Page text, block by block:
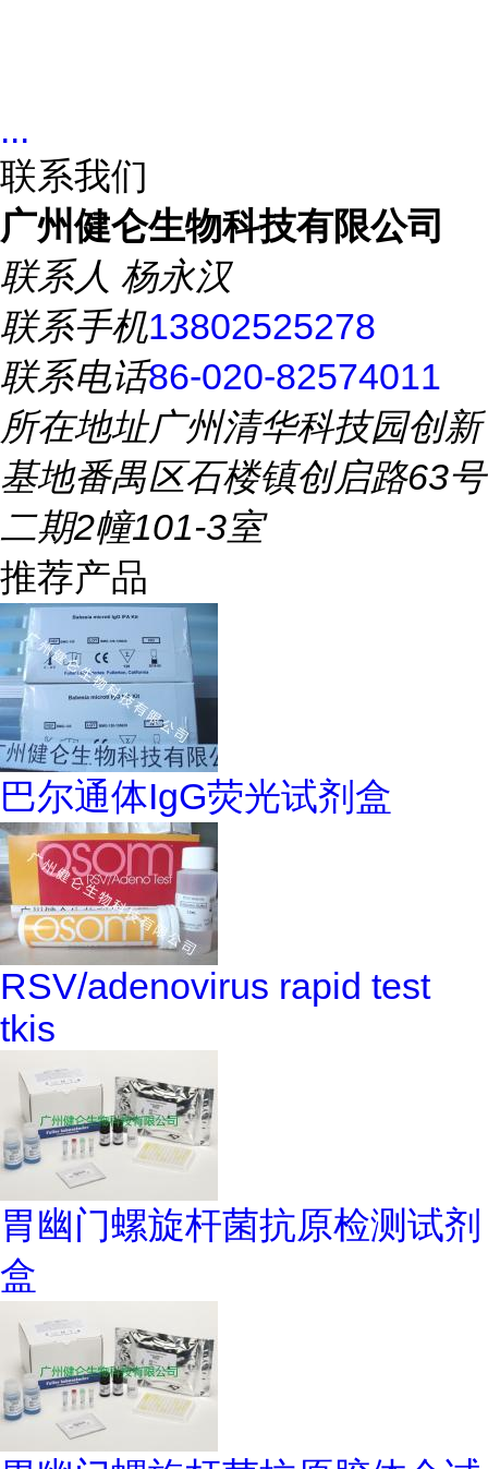
...
联系我们
广州健仑生物科技有限公司
联系人 杨永汉
联系手机13802525278
联系电话86-020-82574011
所在地址广州清华科技园创新
基地番禺区石楼镇创启路63号
二期2幢101-3室
推荐产品
巴尔通体IgG荧光试剂盒
RSV/adenovirus rapid test
tkis
胃幽门螺旋杆菌抗原检测试剂
盒